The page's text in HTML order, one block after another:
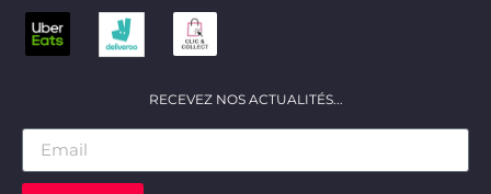
RECEVEZ NOS ACTUALITÉS...